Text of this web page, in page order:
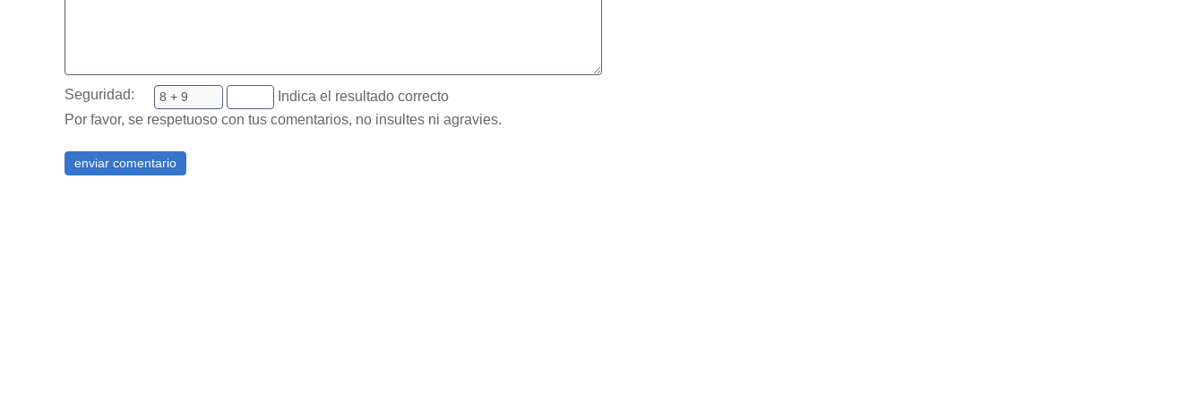
Seguridad:
Indica el resultado correcto
Por favor, se respetuoso con tus comentarios, no insultes ni agravies.